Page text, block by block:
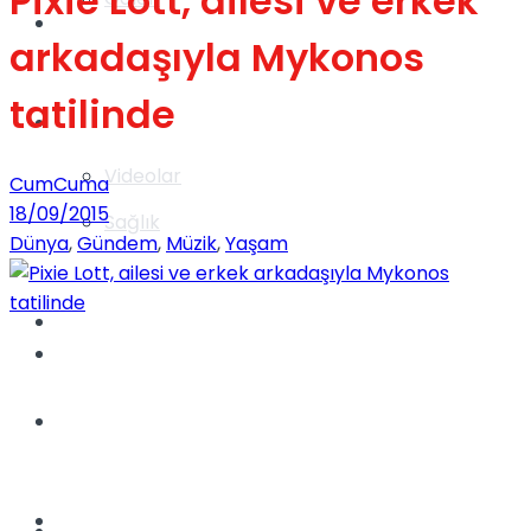
Videolar
Gündem
Yaşam
Sağlık
arkadaşıyla Mykonos
tatilinde
CumCuma
18/09/2015
Dünya,Gündem, Müzik,Yaşam